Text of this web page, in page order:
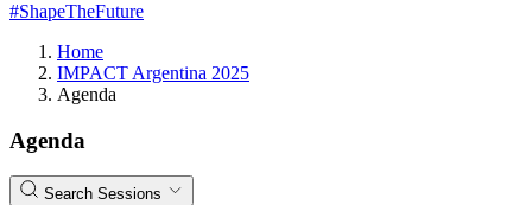
#ShapeTheFuture
Home
IMPACT Argentina 2025
Agenda
Agenda
Search Sessions